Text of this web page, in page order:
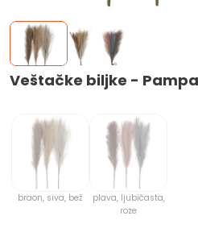
Veštačke biljke -
braon, siva, bež
plava, ljubičasta,
roze